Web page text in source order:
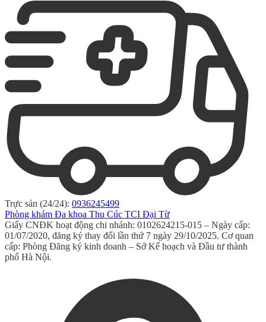
Trực sản (24/24): 0936245499
Phòng khám Đa khoa Thu Cúc TCI Đại Từ
Giấy CNĐK hoạt động chi nhánh: 0102624215-015 – Ngày cấp:
01/07/2020, đăng ký thay đổi lần thứ 7 ngày 29/10/2025. Cơ quan
cấp: Phòng Đăng ký kinh doanh – Sở Kế hoạch và Đầu tư thành
phố Hà Nội.